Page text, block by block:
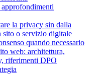
la privacy sin dalla
sito o servizio digitale
quando necessario
web: architettura,
riferimenti DPO